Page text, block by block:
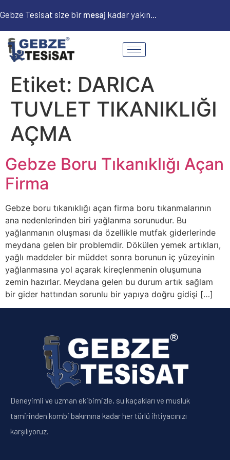
Gebze Tesisat size bir mesaj kadar yakın...
Etiket: DARICA
TUVLET TIKANIKLIĞI
AÇMA
Gebze Boru Tıkanıklığı Açan
Firma
Gebze boru tıkanıklığı açan firma boru tıkanmalarının
ana nedenlerinden biri yağlanma sorunudur. Bu
yağlanmanın oluşması da özellikle mutfak giderlerinde
meydana gelen bir problemdir. Dökülen yemek artıkları,
yağlı maddeler bir müddet sonra borunun iç yüzeyinin
yağlanmasına yol açarak kireçlenmenin oluşumuna
zemin hazırlar. Meydana gelen bu durum artık sağlam
bir gider hattından sorunlu bir yapıya doğru gidişi […]
Deneyimli ve uzman ekibimizle, su kaçakları ve musluk
tamirinden kombi bakımına kadar her türlü ihtiyacınızı
karşılıyoruz.